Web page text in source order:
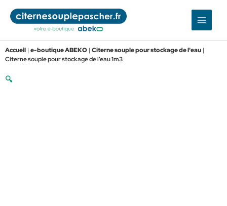
contenu
Accueil | e-boutique ABEKO | Citerne souple pour stockage de l'eau |
Citerne souple pour stockage de l’eau 1m3
🔍